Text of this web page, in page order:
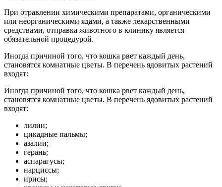
При отравлении химическими препаратами, органическими
или неорганическими ядами, а также лекарственными
средствами, отправка животного в клинику является
обязательной процедурой.
Иногда причиной того, что кошка рвет каждый день,
становятся комнатные цветы. В перечень ядовитых растений
входят:
Иногда причиной того, что кошка рвет каждый день,
становятся комнатные цветы. В перечень ядовитых растений
входят:
лилии;
цикадные пальмы;
азалии;
герань;
аспарагусы;
нарциссы;
ирисы;